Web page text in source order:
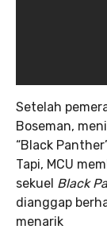
Setelah
Boseman,
“Black
Tapi, MCU
sekuel Black
dianggap
menarik